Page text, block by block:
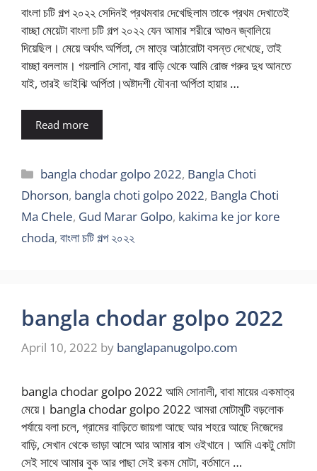
বাংলা চটি গল্প ২০২২ সেদিনই প্রথমবার দেখেছিলাম তাকে প্রথম দেখাতেই
বাচ্ছা মেয়েটা বাংলা চটি গল্প ২০২২ যেন আমার শরীরে আগুন জ্বালিয়ে
দিয়েছিল। মেয়ে অর্থাৎ অর্পিতা, সে মাত্র আঠারোটা বসন্ত দেখেছে, তাই
বাচ্ছা বললাম। গয়লানি সোনা, যার বাড়ি থেকে আমি রোজ গরুর দুধ আনতে
যাই, তারই ভাইঝি অর্পিতা।অষ্টাদশী যৌবনা অর্পিতা হায়ার …
Read more
Categories
bangla chodar golpo 2022, Bangla Choti
Dhorson, bangla choti golpo 2022, Bangla Choti
Ma Chele, Gud Marar Golpo, kakima ke jor kore
choda, বাংলা চটি গল্প ২০২২
bangla chodar golpo 2022
April 10, 2022 by banglapanugolpo.com
bangla chodar golpo 2022 আমি সোনালী, বাবা মায়ের একমাত্র
মেয়ে। bangla chodar golpo 2022 আমরা মোটামুটি বড়লোক
পর্যায়ে বলা চলে, গ্রামের বাড়িতে জায়গা আছে আর শহরে আছে নিজেদের
বাড়ি, সেখান থেকে ভাড়া আসে আর আমার বাস ওইখানে। আমি একটু মোটা
সেই সাথে আমার বুক আর পাছা সেই রকম মোটা, বর্তমানে …